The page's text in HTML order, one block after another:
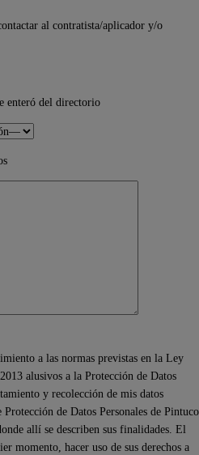
al contratista/aplicador y/o
enteró del directorio
a las normas previstas en la Ley
alusivos a la Protección de Datos
y recolección de mis datos
de Datos Personales de Pintuco
allí se describen sus finalidades. El
momento, hacer uso de sus derechos a